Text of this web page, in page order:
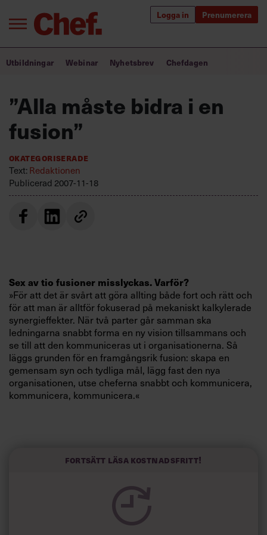
Logga in Prenumerera
Annonsera
Villkor och policy för
personuppgiftsbehandling
Sök
efter:
Bra ledare förändrar världen
Innehåll från Chef
Utbildning för ledare
Chefakademin+
Populära utbildningar
Utbildningar Webinar Nyhetsbrev Chefdagen
”Alla måste bidra i en
fusion”
Okategoriserade
Text:Redaktionen
Publicerad 2007-11-18
Sex av tio fusioner misslyckas. Varför?
»För att det är svårt att göra allting både fort och rätt och
för att man är alltför fokuserad på mekaniskt kalkylerade
synergieffekter. När två parter går samman ska
ledningarna snabbt forma en ny vision tillsammans och
se till att den kommuniceras ut i organisationerna. Så
läggs grunden för en framgångsrik fusion: skapa en
gemensam syn och tydliga mål, lägg fast den nya
organisationen, utse cheferna snabbt och kommunicera,
kommunicera, kommunicera.«
att vattna en rosenbuske, det tar tid för vattnet att tränga
Kan man inte låta konsulter sköta jobbet?
»Nej, absolut inte. Det tror jag är ett av de stora
Fortsätt läsa kostnadsfritt!